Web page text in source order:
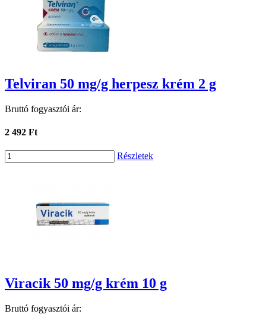
Telviran 50 mg/g herpesz krém 2 g
Bruttó fogyasztói ár:
2 492 Ft
Részletek
Viracik 50 mg/g krém 10 g
Bruttó fogyasztói ár: